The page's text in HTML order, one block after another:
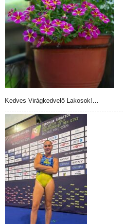
Kedves Virágkedvelő Lakosok!…